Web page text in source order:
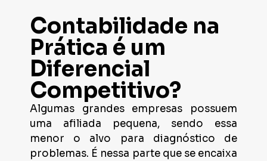
Contabilidade na
Prática é um
Diferencial
Competitivo?
Algumas grandes empresas possuem
uma afiliada pequena, sendo essa
menor o alvo para diagnóstico de
problemas. É nessa parte que se encaixa